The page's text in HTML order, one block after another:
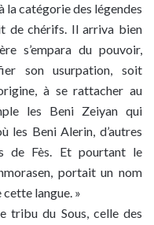
la catégorie des légendes
de chérifs. Il arriva bien
s’empara du pouvoir,
son usurpation, soit
à se rattacher au
les Beni Zeiyan qui
les Beni Alerin, d’autres
de Fès. Et pourtant le
portait un nom
langue. »
tribu du Sous, celle des